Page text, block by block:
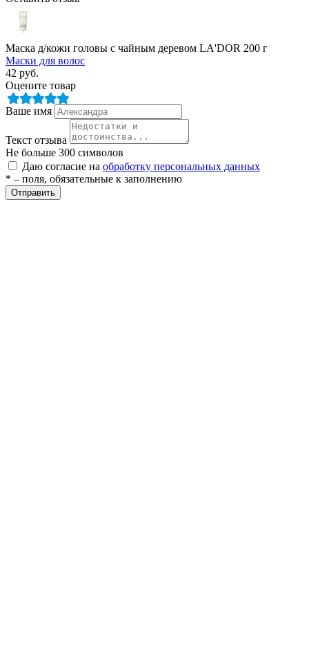
Маска д/кожи головы с чайным деревом LA'DOR 200 г
Маски для волос
42 руб.
Оцените товар
Ваше имя
Текст отзыва
Не больше 300 символов
Даю согласие на обработку персональных данных
* – поля, обязательные к заполнению
Отправить